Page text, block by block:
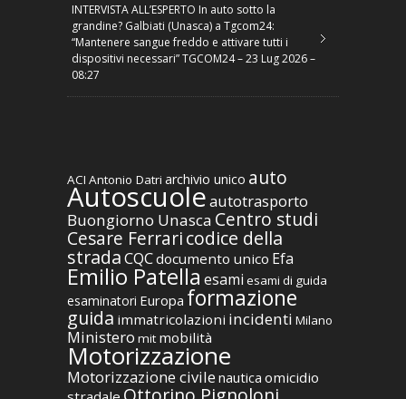
INTERVISTA ALL’ESPERTO In auto sotto la
grandine? Galbiati (Unasca) a Tgcom24:
“Mantenere sangue freddo e attivare tutti i
dispositivi necessari” TGCOM24 – 23 Lug 2026 –
08:27
ACI Antonio Datri archivio unico auto
Autoscuoleautotrasporto
Buongiorno Unasca Centro studi
Cesare Ferraricodice della
stradaCQCdocumento unico Efa
Emilio Patella esami esami di guida
esaminatori Europa formazione
guida immatricolazioni incidenti Milano
Ministero mit mobilità
Motorizzazione
Motorizzazione civile nautica omicidio